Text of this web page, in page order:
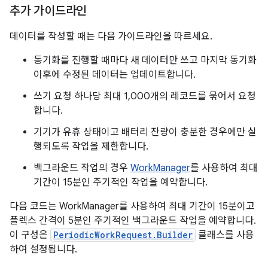
추가 가이드라인
데이터를 작성할 때는 다음 가이드라인을 따르세요.
동기화를 진행할 때마다 새 데이터만 쓰고 마지막 동기화
이후에 수정된 데이터는 업데이트합니다.
쓰기 요청 하나당 최대 1,000개의 레코드를 묶어서 요청
합니다.
기기가 유휴 상태이고 배터리 잔량이 충분한 경우에만 실
행되도록 작업을 제한합니다.
백그라운드 작업의 경우 WorkManager를 사용하여 최대
기간이 15분인 주기적인 작업을 예약합니다.
다음 코드는 WorkManager를 사용하여 최대 기간이 15분이고
플렉스 간격이 5분인 주기적인 백그라운드 작업을 예약합니다.
이 구성은 PeriodicWorkRequest.Builder 클래스를 사용
하여 설정됩니다.